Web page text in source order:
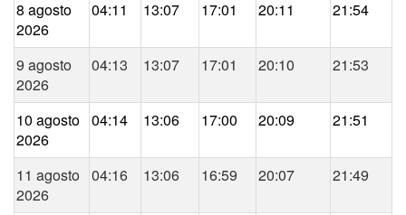
8 agosto
2026
04:11 13:07 17:01 20:11 21:54
9 agosto
2026
04:13 13:07 17:01 20:10 21:53
10 agosto
2026
04:14 13:06 17:00 20:09 21:51
11 agosto
2026
04:16 13:06 16:59 20:07 21:49